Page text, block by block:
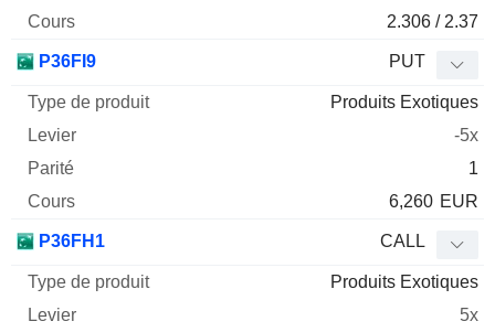
2.306 / 2.37
P36FI9 PUT
Produits Exotiques
-5x
1
6,260 EUR
P36FH1 CALL
Produits Exotiques
5x